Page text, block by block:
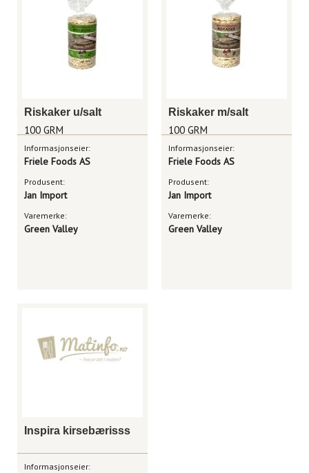
Riskaker u/salt
100 GRM
Informasjonseier:
Friele Foods AS
Produsent:
Jan Import
Varemerke:
Green Valley
Riskaker m/salt
100 GRM
Informasjonseier:
Friele Foods AS
Produsent:
Jan Import
Varemerke:
Green Valley
Inspira kirsebærisss
Informasjonseier: